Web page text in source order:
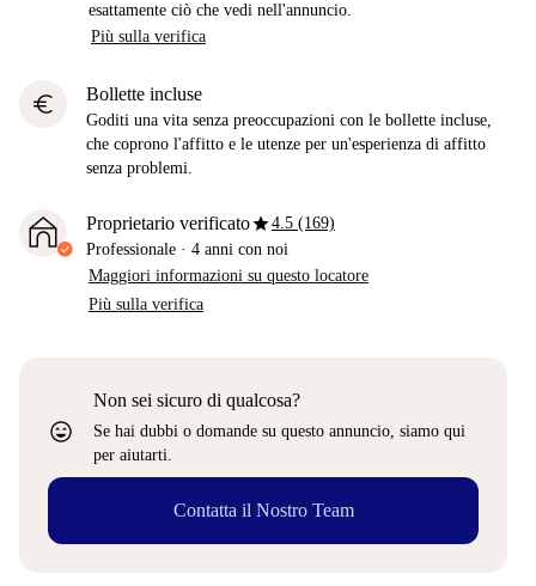
esattamente ciò che vedi nell'annuncio.
Più sulla verifica
euro Bollette incluse
Goditi una vita senza preoccupazioni con le bollette incluse,
che coprono l'affitto e le utenze per un'esperienza di affitto
senza problemi.
Proprietario verificatostar4.5 (169)
Professionale · 4 anni con noi
Maggiori informazioni su questo locatore
Più sulla verifica
sentiment_very_satisfied
Non sei sicuro di qualcosa?
Se hai dubbi o domande su questo annuncio, siamo qui
per aiutarti.
Contatta il Nostro Team